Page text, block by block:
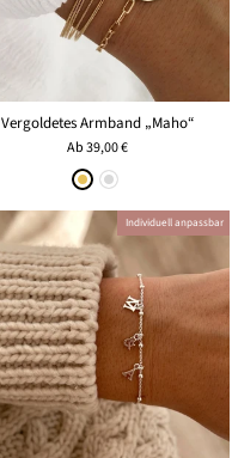
Vergoldetes Armband „Maho“
Ab39,00 €
Individuell anpassbar